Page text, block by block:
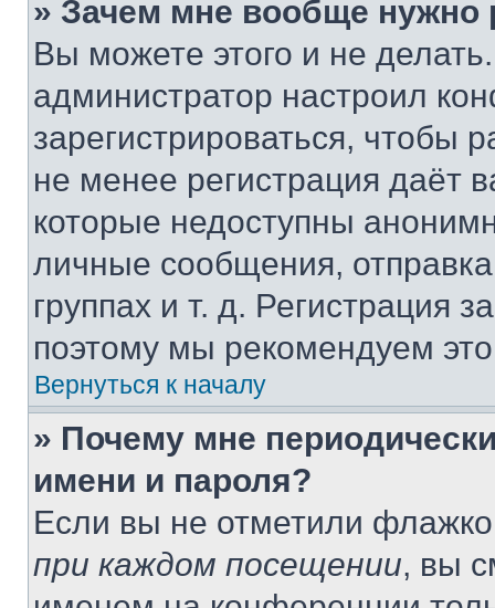
» Зачем мне вообще нужно
Вы можете этого и не
администратор настроил
зарегистрироваться, чтобы
не менее регистрация даёт
которые недоступны
личные сообщения,
группах и т. д. Регистрация
поэтому мы рекомендуем
Вернуться к началу
» Почему мне
имени и пароля?
Если вы не отметили
при каждом посещении, вы